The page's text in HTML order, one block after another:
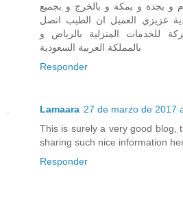
و بجدة و بمكة و بالخرج و بجميع
عزيزي العميل ان الطيب اتصل
للخدمات المنزلية بالرياض و
بالمملكة العربية السعودية
Responder
Lamaara 27 de marzo de 2017
This is surely a very good blog,
sharing such nice information
Responder